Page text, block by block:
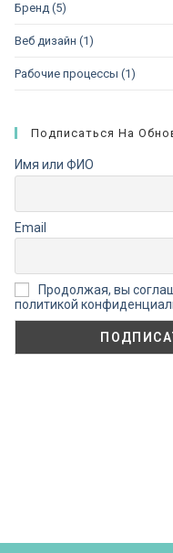
Бренд (5)
Веб дизайн (1)
Рабочие процессы (1)
Подписаться На
Имя или ФИО
Email
Продолжая, вы
политикой